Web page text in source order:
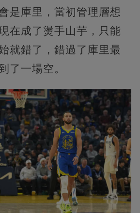
是庫里，當初管理層想
在成了燙手山芋，只能
就錯了，錯過了庫里最
了一場空。